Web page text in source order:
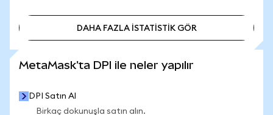
DAHA FAZLA İSTATİSTİK GÖR
MetaMask'ta DPI ile neler yapılır
DPI Satın Al
Birkaç dokunuşla satın alın.